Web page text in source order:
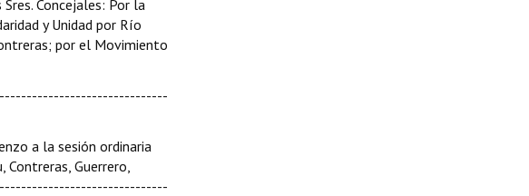
Concejales: Por la
y Unidad por Río
por el Movimiento
a la sesión ordinaria
Contreras, Guerrero,